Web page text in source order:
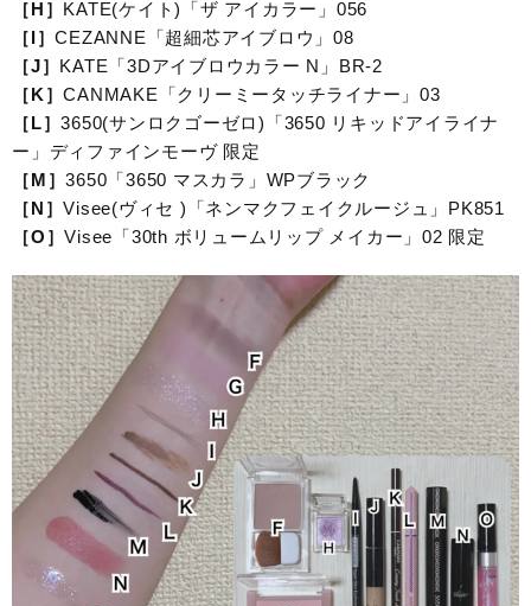
［H］ KATE(ケイト)「ザ アイカラー」056
［I］CEZANNE「超細芯アイブロウ」08
［J］ KATE「3Dアイブロウカラー N」BR-2
［K］CANMAKE「クリーミータッチライナー」03
［L］3650(サンロクゴーゼロ)「3650 リキッドアイライナ
ー」ディファインモーヴ 限定
［M］3650「3650 マスカラ」WPブラック
［N］Visee(ヴィセ )「ネンマクフェイクルージュ」PK851
［O］Visee「30th ボリュームリップ メイカー」02 限定